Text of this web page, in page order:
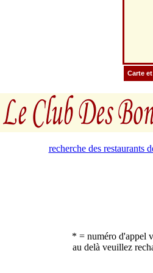
Carte
recherche des restaurants
* = numéro d'appel
au delà veuillez